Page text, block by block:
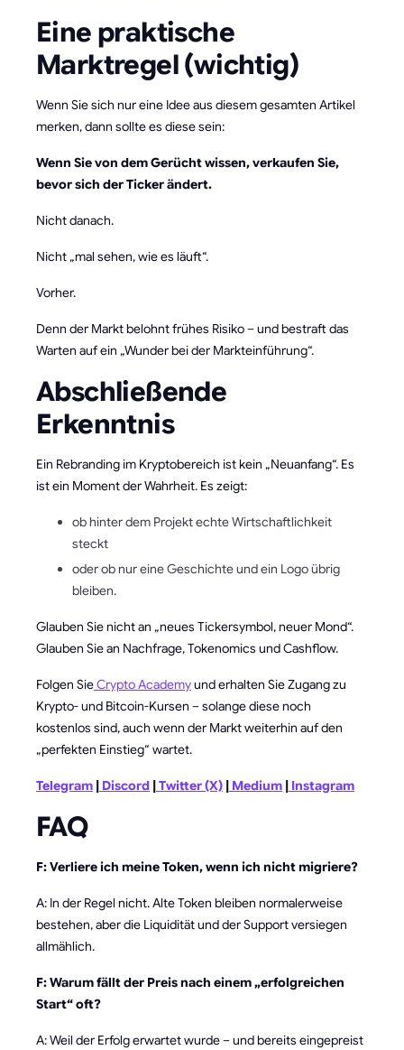
Eine praktische
Marktregel (wichtig)
Wenn Sie sich nur eine Idee aus diesem gesamten Artikel
merken, dann sollte es diese sein:
Wenn Sie von dem Gerücht wissen, verkaufen Sie,
bevor sich der Ticker ändert.
Nicht danach.
Nicht „mal sehen, wie es läuft“.
Vorher.
Denn der Markt belohnt frühes Risiko – und bestraft das
Warten auf ein „Wunder bei der Markteinführung“.
Abschließende
Erkenntnis
Ein Rebranding im Kryptobereich ist kein „Neuanfang“. Es
ist ein Moment der Wahrheit. Es zeigt:
ob hinter dem Projekt echte Wirtschaftlichkeit
steckt
oder ob nur eine Geschichte und ein Logo übrig
bleiben.
Glauben Sie nicht an „neues Tickersymbol, neuer Mond“.
Glauben Sie an Nachfrage, Tokenomics und Cashflow.
Folgen SieCrypto Academyund erhalten Sie Zugang zu
Krypto- und Bitcoin-Kursen – solange diese noch
kostenlos sind, auch wenn der Markt weiterhin auf den
„perfekten Einstieg“ wartet.
Telegram | Discord |Twitter (X) | Medium | Instagram
FAQ
F: Verliere ich meine Token, wenn ich nicht migriere?
A: In der Regel nicht. Alte Token bleiben normalerweise
bestehen, aber die Liquidität und der Support versiegen
allmählich.
F: Warum fällt der Preis nach einem „erfolgreichen
Start“ oft?
A: Weil der Erfolg erwartet wurde – und bereits eingepreist